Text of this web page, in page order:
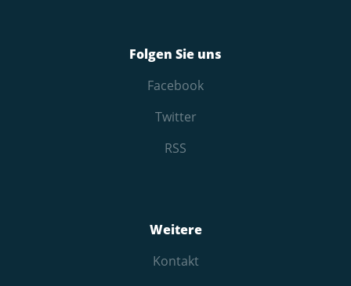
Folgen Sie uns
Facebook
Twitter
RSS
Weitere
Kontakt